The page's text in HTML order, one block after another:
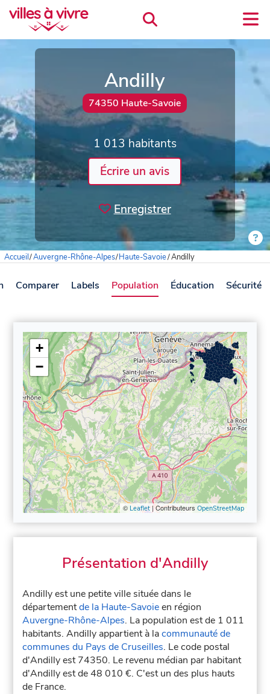
Andilly
74350 Haute-Savoie
1 013 habitants
Écrire un avis
Enregistrer
Accueil/Auvergne-Rhône-Alpes/Haute-Savoie/Andilly
Comparer Labels Population Éducation Sécurité
+
−
© Leaflet| Contributeurs OpenStreetMap
Présentation d'Andilly
Andilly est une petite ville située dans le
départementde la Haute-Savoieen région
Auvergne-Rhône-Alpes. La population est de 1 011
habitants. Andilly appartient à lacommunauté de
communes du Pays de Cruseilles. Le code postal
d'Andilly est 74350. Le revenu médian par habitant
d'Andilly est de 48 010 €. C'est un des plus hauts
de France.